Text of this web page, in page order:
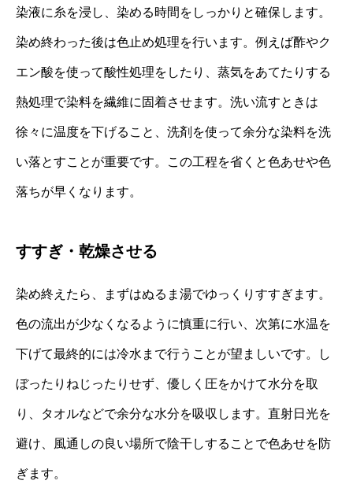
染液に糸を浸し、染める時間をしっかりと確保します。
染め終わった後は色止め処理を行います。例えば酢やク
エン酸を使って酸性処理をしたり、蒸気をあてたりする
熱処理で染料を繊維に固着させます。洗い流すときは
徐々に温度を下げること、洗剤を使って余分な染料を洗
い落とすことが重要です。この工程を省くと色あせや色
落ちが早くなります。
すすぎ・乾燥させる
染め終えたら、まずはぬるま湯でゆっくりすすぎます。
色の流出が少なくなるように慎重に行い、次第に水温を
下げて最終的には冷水まで行うことが望ましいです。し
ぼったりねじったりせず、優しく圧をかけて水分を取
り、タオルなどで余分な水分を吸収します。直射日光を
避け、風通しの良い場所で陰干しすることで色あせを防
ぎます。